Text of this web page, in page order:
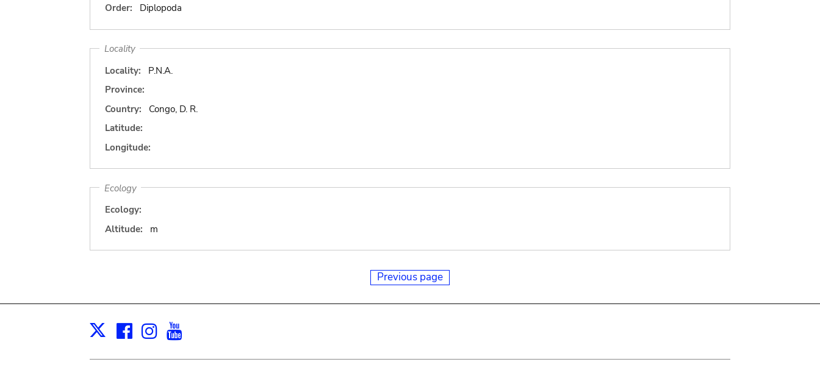
Order:
Diplopoda
Locality
Locality:
P.N.A.
Province:
Country:
Congo, D. R.
Latitude:
Longitude:
Ecology
Ecology:
Altitude:
m
Previous page
X Facebook
Instagram